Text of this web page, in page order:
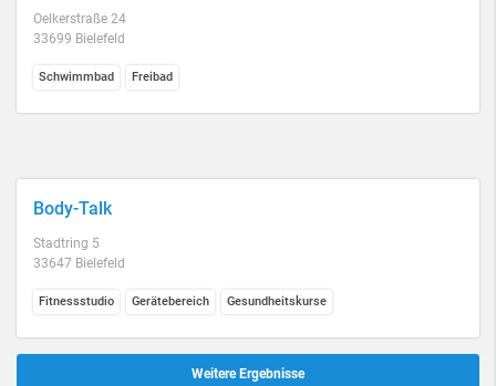
Oelkerstraße 24
33699 Bielefeld
Schwimmbad Freibad
Body-Talk
Stadtring 5
33647 Bielefeld
Fitnessstudio Gerätebereich Gesundheitskurse
Weitere Ergebnisse